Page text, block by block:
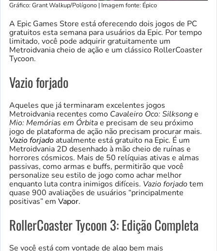
Gráfico: Grant Walkup/Polígono | Imagem fonte: Épico
A Epic Games Store está oferecendo dois jogos de PC
gratuitos esta semana para usuários da Epic. Por tempo
limitado, você pode adquirir gratuitamente um
Metroidvania cheio de ação e um clássico RollerCoaster
Tycoon.
Vazio forjado
Aqueles que já terminaram excelentes jogos
Metroidvania recentes como Cavaleiro Oco: Silksonge
Mio: Memórias em Órbitae precisam de seu próximo
jogo de plataforma de ação não precisam procurar mais.
Vazio forjado atualmente está gratuito na Epic. É um
Metroidvania 2D desenhado à mão cheio de ruínas e
horrores cósmicos. Mais de 50 relíquias ativas e almas
passivas, como armas e buffs, permitirão que você
personalize seu estilo de jogo como achar melhor
enquanto luta contra inimigos difíceis. Vazio forjadotem
quase 900 avaliações de usuários “principalmente
positivas” em Vapor.
RollerCoaster Tycoon 3: Edição Completa
Se você está com vontade de algo bem mais